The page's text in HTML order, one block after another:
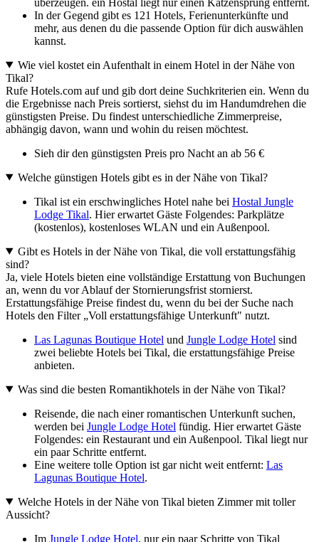
In der Gegend gibt es 121 Hotels, Ferienunterkünfte und
mehr, aus denen du die passende Option für dich auswählen
kannst.
Wie viel kostet ein Aufenthalt in einem Hotel in der Nähe von
Tikal?
Rufe Hotels.com auf und gib dort deine Suchkriterien ein. Wenn du
die Ergebnisse nach Preis sortierst, siehst du im Handumdrehen die
günstigsten Preise. Du findest unterschiedliche Zimmerpreise,
abhängig davon, wann und wohin du reisen möchtest.
Sieh dir den günstigsten Preis pro Nacht an ab 56 €
Welche günstigen Hotels gibt es in der Nähe von Tikal?
Tikal ist ein erschwingliches Hotel nahe bei Hostal Jungle
Lodge Tikal. Hier erwartet Gäste Folgendes: Parkplätze
(kostenlos), kostenloses WLAN und ein Außenpool.
Gibt es Hotels in der Nähe von Tikal, die voll erstattungsfähig
sind?
Ja, viele Hotels bieten eine vollständige Erstattung von Buchungen
an, wenn du vor Ablauf der Stornierungsfrist stornierst.
Erstattungsfähige Preise findest du, wenn du bei der Suche nach
Hotels den Filter „Voll erstattungsfähige Unterkunft" nutzt.
Las Lagunas Boutique Hotel und Jungle Lodge Hotel sind
zwei beliebte Hotels bei Tikal, die erstattungsfähige Preise
anbieten.
Was sind die besten Romantikhotels in der Nähe von Tikal?
Reisende, die nach einer romantischen Unterkunft suchen,
werden bei Jungle Lodge Hotel fündig. Hier erwartet Gäste
Folgendes: ein Restaurant und ein Außenpool. Tikal liegt nur
ein paar Schritte entfernt.
Eine weitere tolle Option ist gar nicht weit entfernt: Las
Lagunas Boutique Hotel.
Welche Hotels in der Nähe von Tikal bieten Zimmer mit toller
Aussicht?
Im Jungle Lodge Hotel, nur ein paar Schritte von Tikal